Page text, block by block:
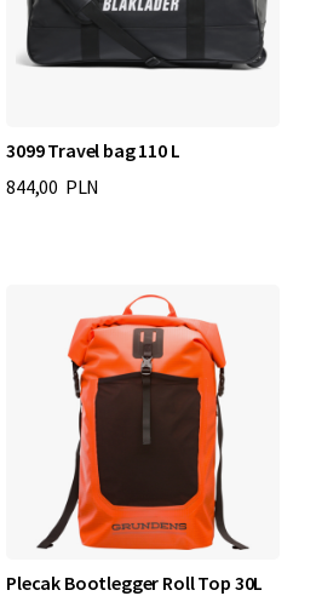
3099 Travel bag 110 L
844,00 PLN
Plecak Bootlegger Roll Top 30L